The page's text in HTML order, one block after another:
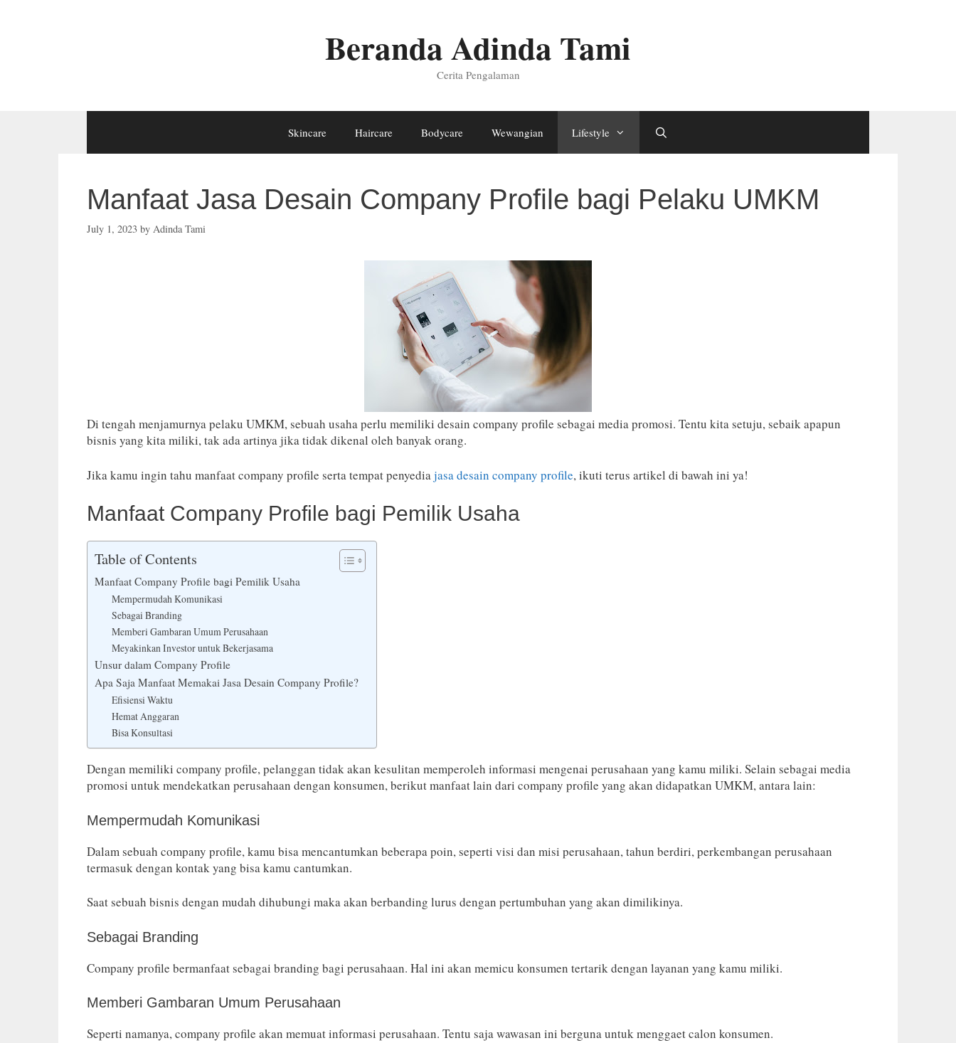
Beranda Adinda Tami
Cerita Pengalaman
Skincare Haircare Bodycare Wewangian Lifestyle
Manfaat Jasa Desain Company Profile bagi Pelaku UMKM
July 1, 2023 by Adinda Tami
Di tengah menjamurnya pelaku UMKM, sebuah usaha perlu memiliki desain company profile sebagai media promosi. Tentu kita setuju, sebaik apapun
bisnis yang kita miliki, tak ada artinya jika tidak dikenal oleh banyak orang.
Jika kamu ingin tahu manfaat company profile serta tempat penyediajasa desain company profile, ikuti terus artikel di bawah ini ya!
Manfaat Company Profile bagi Pemilik Usaha
Table of Contents
Manfaat Company Profile bagi Pemilik Usaha
Mempermudah Komunikasi
Sebagai Branding
Memberi Gambaran Umum Perusahaan
Meyakinkan Investor untuk Bekerjasama
Unsur dalam Company Profile
Apa Saja Manfaat Memakai Jasa Desain Company Profile?
Efisiensi Waktu
Hemat Anggaran
Bisa Konsultasi
Dengan memiliki company profile, pelanggan tidak akan kesulitan memperoleh informasi mengenai perusahaan yang kamu miliki. Selain sebagai media
promosi untuk mendekatkan perusahaan dengan konsumen, berikut manfaat lain dari company profile yang akan didapatkan UMKM, antara lain:
Mempermudah Komunikasi
Dalam sebuah company profile, kamu bisa mencantumkan beberapa poin, seperti visi dan misi perusahaan, tahun berdiri, perkembangan perusahaan
termasuk dengan kontak yang bisa kamu cantumkan.
Saat sebuah bisnis dengan mudah dihubungi maka akan berbanding lurus dengan pertumbuhan yang akan dimilikinya.
Sebagai Branding
Company profile bermanfaat sebagai branding bagi perusahaan. Hal ini akan memicu konsumen tertarik dengan layanan yang kamu miliki.
Memberi Gambaran Umum Perusahaan
Seperti namanya, company profile akan memuat informasi perusahaan. Tentu saja wawasan ini berguna untuk menggaet calon konsumen.